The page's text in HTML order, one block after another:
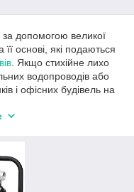
за допомогою великої
її основі, які подаються
. Якщо стихійне лихо
водопроводів або
і офісних будівель на
і відрізняється